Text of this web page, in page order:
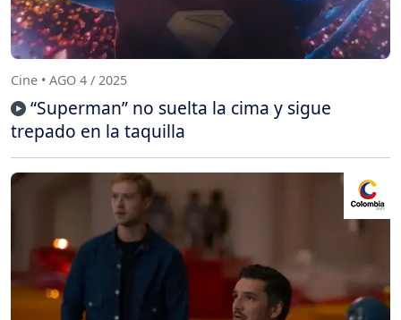
Cine • AGO 4 / 2025
“Superman” no suelta la cima y sigue
trepado en la taquilla